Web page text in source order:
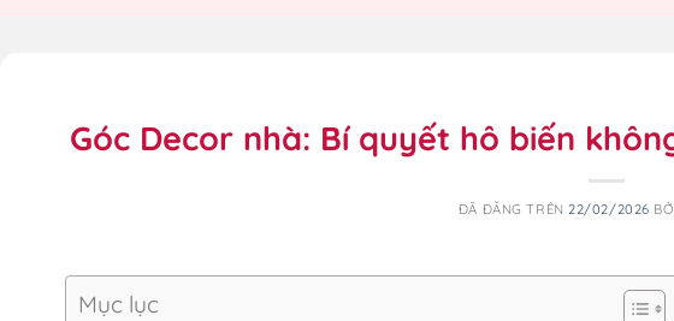
Góc Decor nhà: Bí quyết hô biến
ĐÃ ĐĂNG TRÊN22/02/2026
Mục lục